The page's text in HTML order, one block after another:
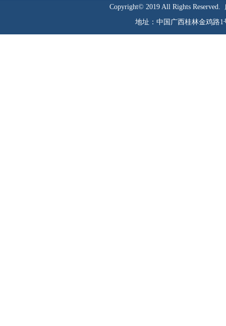
Copyright© 2019 All Rights Reserved.
地址：中国广西桂林金鸡